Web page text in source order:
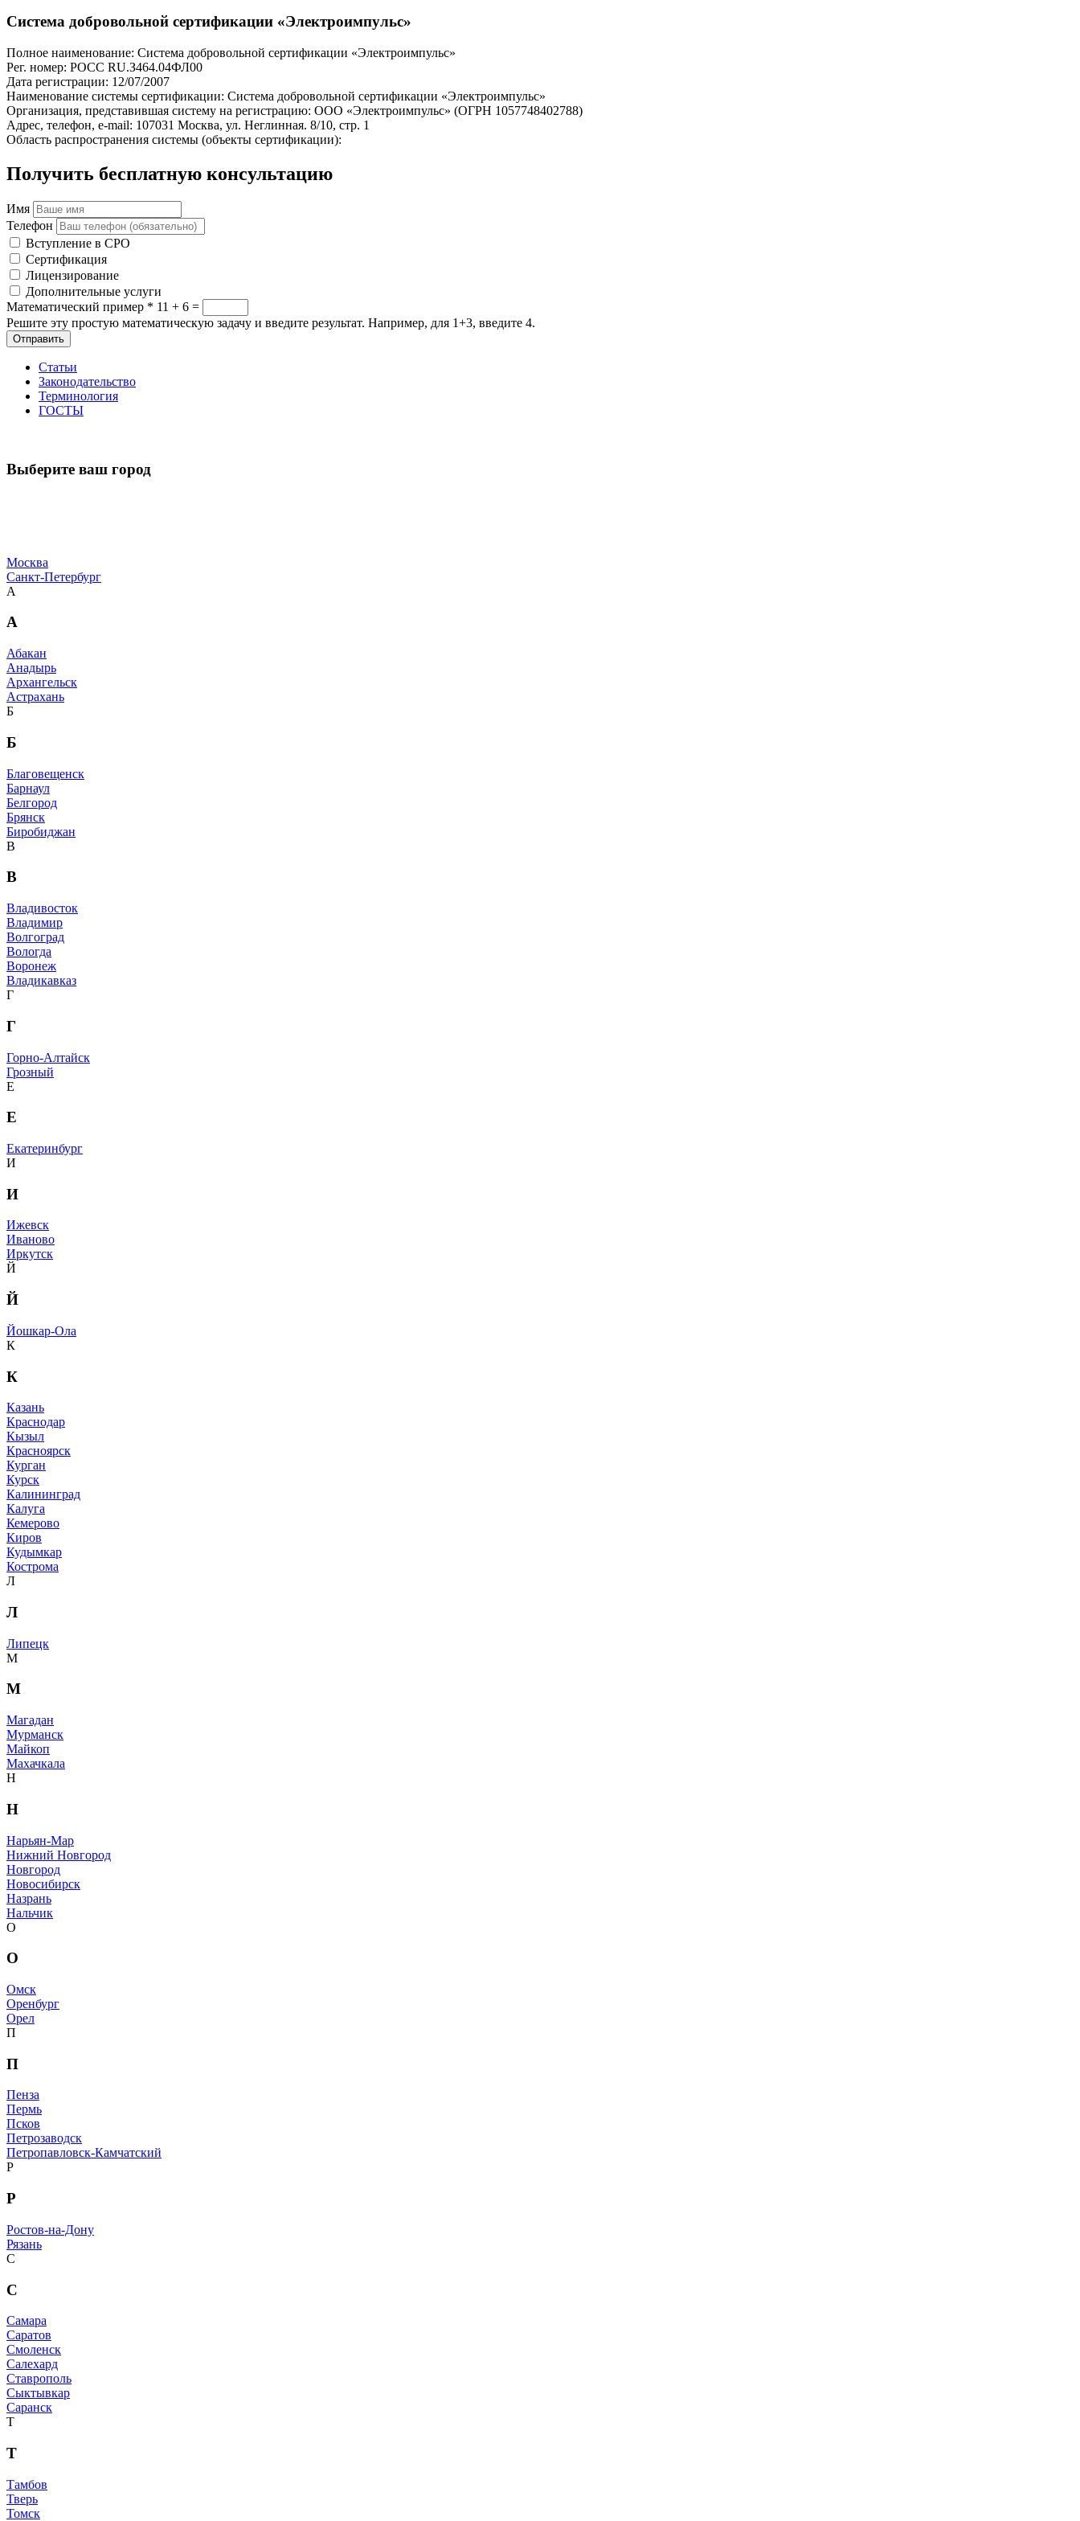
Система добровольной сертификации «Электроимпульс»
Полное наименование: Система добровольной сертификации «Электроимпульс»
Рег. номер: РОСС RU.З464.04ФЛ00
Дата регистрации: 12/07/2007
Наименование системы сертификации: Система добровольной сертификации «Электроимпульс»
Организация, представившая систему на регистрацию: ООО «Электроимпульс» (ОГРН 1057748402788)
Адрес, телефон, e-mail: 107031 Москва, ул. Неглинная. 8/10, стр. 1
Область распространения системы (объекты сертификации):
Получить бесплатную консультацию
Имя
Телефон
Вступление в СРО
Сертификация
Лицензирование
Дополнительные услуги
Математический пример * 11 + 6 =
Решите эту простую математическую задачу и введите результат. Например, для 1+3, введите 4.
Отправить
Статьи
Законодательство
Терминология
ГОСТЫ
Выберите ваш город
Москва
Санкт-Петербург
А
А
Абакан
Анадырь
Архангельск
Астрахань
Б
Б
Благовещенск
Барнаул
Белгород
Брянск
Биробиджан
В
В
Владивосток
Владимир
Волгоград
Вологда
Воронеж
Владикавказ
Г
Г
Горно-Алтайск
Грозный
Е
Е
Екатеринбург
И
И
Ижевск
Иваново
Иркутск
Й
Й
Йошкар-Ола
К
К
Казань
Краснодар
Кызыл
Красноярск
Курган
Курск
Калининград
Калуга
Кемерово
Киров
Кудымкар
Кострома
Л
Л
Липецк
М
М
Магадан
Мурманск
Майкоп
Махачкала
Н
Н
Нарьян-Мар
Нижний Новгород
Новгород
Новосибирск
Назрань
Нальчик
О
О
Омск
Оренбург
Орел
П
П
Пенза
Пермь
Псков
Петрозаводск
Петропавловск-Камчатский
Р
Р
Ростов-на-Дону
Рязань
С
С
Самара
Саратов
Смоленск
Салехард
Ставрополь
Сыктывкар
Саранск
Т
Т
Тамбов
Тверь
Томск